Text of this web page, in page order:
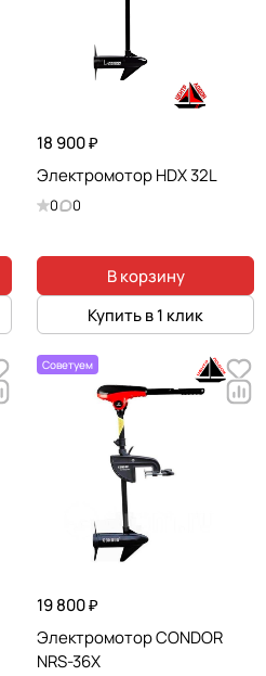
18 900 ₽
Электромотор HDX 32L
0 0
В корзину
Купить в 1 клик
Советуем
19 800 ₽
Электромотор CONDOR
NRS-36X